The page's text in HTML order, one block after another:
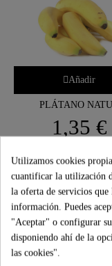
Añadir
PLÁTANO
1,35 €
Utilizamos cookies
cuantificar la utilización
la oferta de servicios
información. Puedes
"Aceptar" o configurar
disponiendo ahí de la
las cookies".